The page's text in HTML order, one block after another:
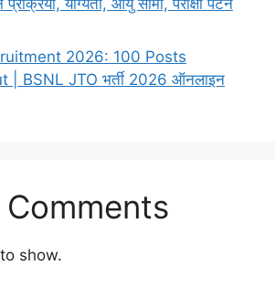
2026: 100 Posts
| BSNL JTO भर्ती 2026 ऑनलाइन
show.